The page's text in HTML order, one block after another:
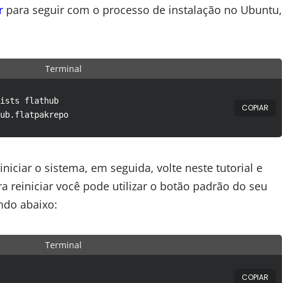
para seguir com o processo de instalação no Ubuntu,
Terminal
flathub
COPIAR
o sistema, em seguida, volte neste tutorial e
reiniciar você pode utilizar o botão padrão do seu
abaixo:
Terminal
COPIAR